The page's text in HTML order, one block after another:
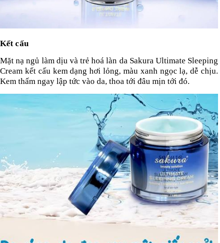
Kết cấu
Mặt nạ ngủ làm dịu và trẻ hoá làn da Sakura Ultimate Sleeping
Cream kết cấu kem dạng hơi lỏng, màu xanh ngọc lạ, dễ chịu.
Kem thấm ngay lập tức vào da, thoa tới đâu mịn tới đó.